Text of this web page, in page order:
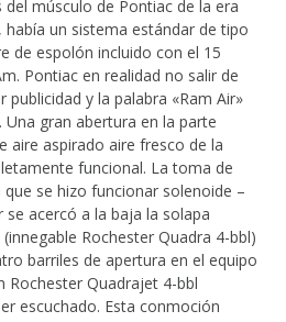
músculo de Pontiac de la era
había un sistema estándar de tipo
de espolón incluido con el 15
Pontiac en realidad no salir de
publicidad y la palabra «Ram Air»
gran abertura en la parte
aire aspirado aire fresco de la
funcional. La toma de
se hizo funcionar solenoide –
acercó a la baja la solapa
Rochester Quadra 4-bbl)
barriles de apertura en el equipo
Rochester Quadrajet 4-bbl
escuchado. Esta conmoción